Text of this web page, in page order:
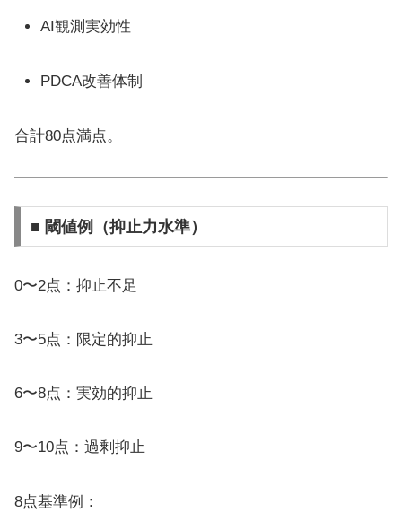
AI観測実効性
PDCA改善体制
合計80点満点。
■ 閾値例（抑止力水準）
0〜2点：抑止不足
3〜5点：限定的抑止
6〜8点：実効的抑止
9〜10点：過剰抑止
8点基準例：